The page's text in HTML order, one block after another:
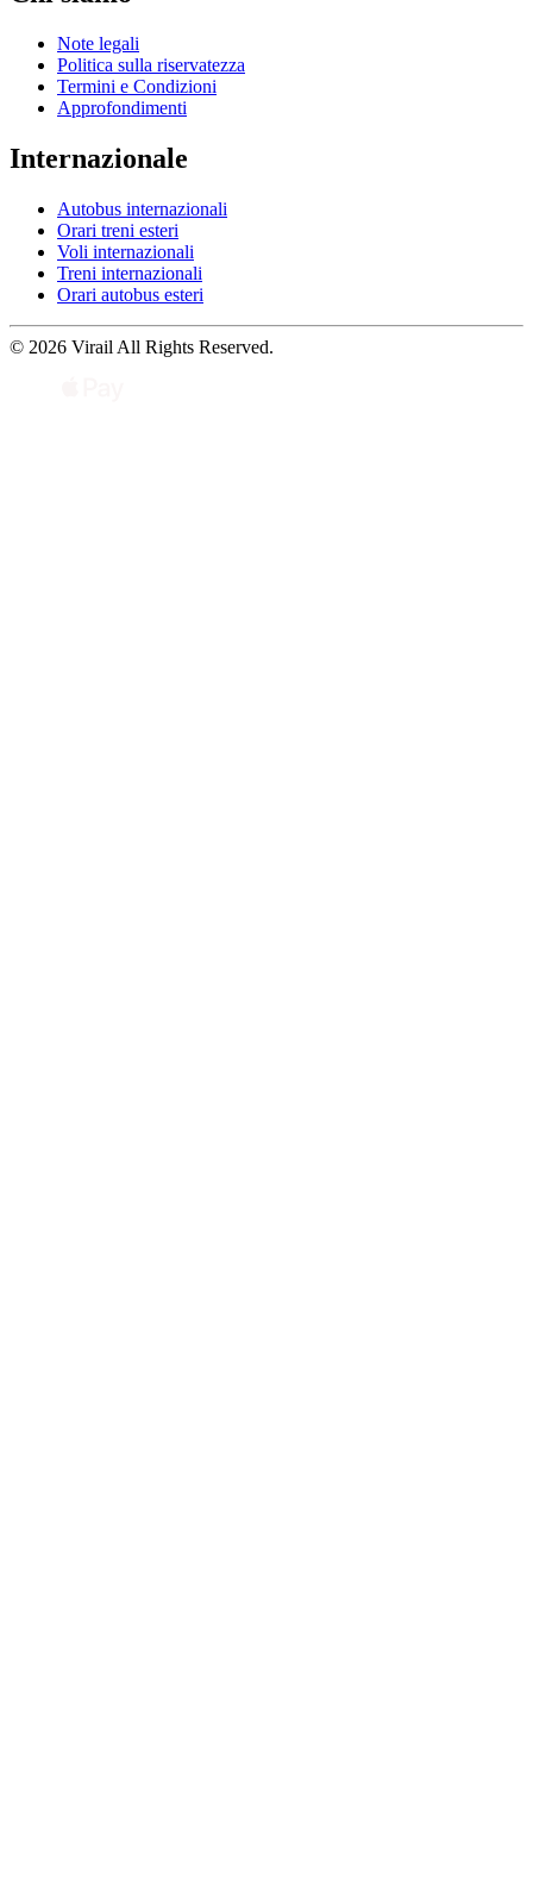
Note legali
Politica sulla riservatezza
Termini e Condizioni
Approfondimenti
Internazionale
Autobus internazionali
Orari treni esteri
Voli internazionali
Treni internazionali
Orari autobus esteri
© 2026 Virail All Rights Reserved.